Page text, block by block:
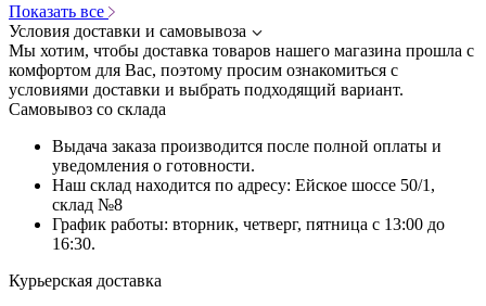
Показать все
Условия доставки и самовывоза
Мы хотим, чтобы доставка товаров нашего магазина прошла с
комфортом для Вас, поэтому просим ознакомиться с
условиями доставки и выбрать подходящий вариант.
Самовывоз со склада
Выдача заказа производится после полной оплаты и
уведомления о готовности.
Наш склад находится по адресу: Ейское шоссе 50/1,
склад №8
График работы: вторник, четверг, пятница с 13:00 до
16:30.
Курьерская доставка